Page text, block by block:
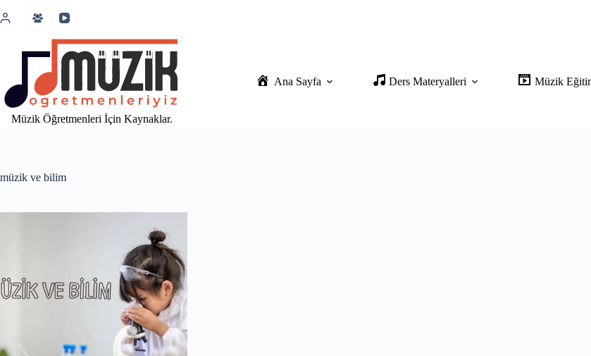
atla
Müzik Öğretmenleri İçin Kaynaklar.
Ana Sayfa Ders Materyalleri Müzik
müzik ve bilim